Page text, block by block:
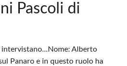
Pascoli di
intervistano...Nome: Alberto
Panaro e in questo ruolo ha